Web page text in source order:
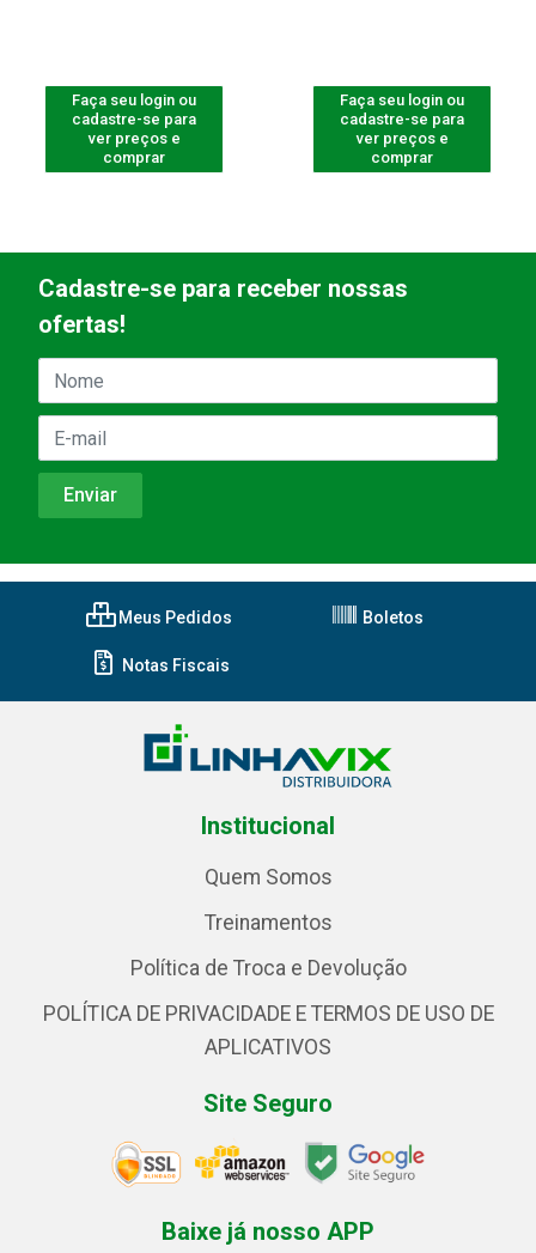
Faça seu login ou
cadastre-se para
ver preços e
comprar
Faça seu login ou
cadastre-se para
ver preços e
comprar
Cadastre-se para receber nossas
ofertas!
Meus Pedidos Boletos
Notas Fiscais
Institucional
Quem Somos
Treinamentos
Política de Troca e Devolução
POLÍTICA DE PRIVACIDADE E TERMOS DE USO DE
APLICATIVOS
Site Seguro
Baixe já nosso APP